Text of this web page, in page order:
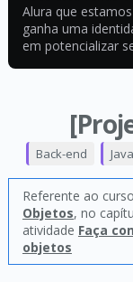
Alura que
ganha uma
em potencializar
Back-end Java
Referente ao curso
Objetos, no
atividade Faça
objetos